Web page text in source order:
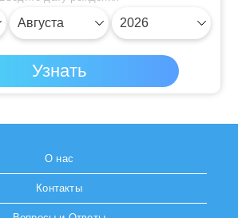
О нас
Контакты